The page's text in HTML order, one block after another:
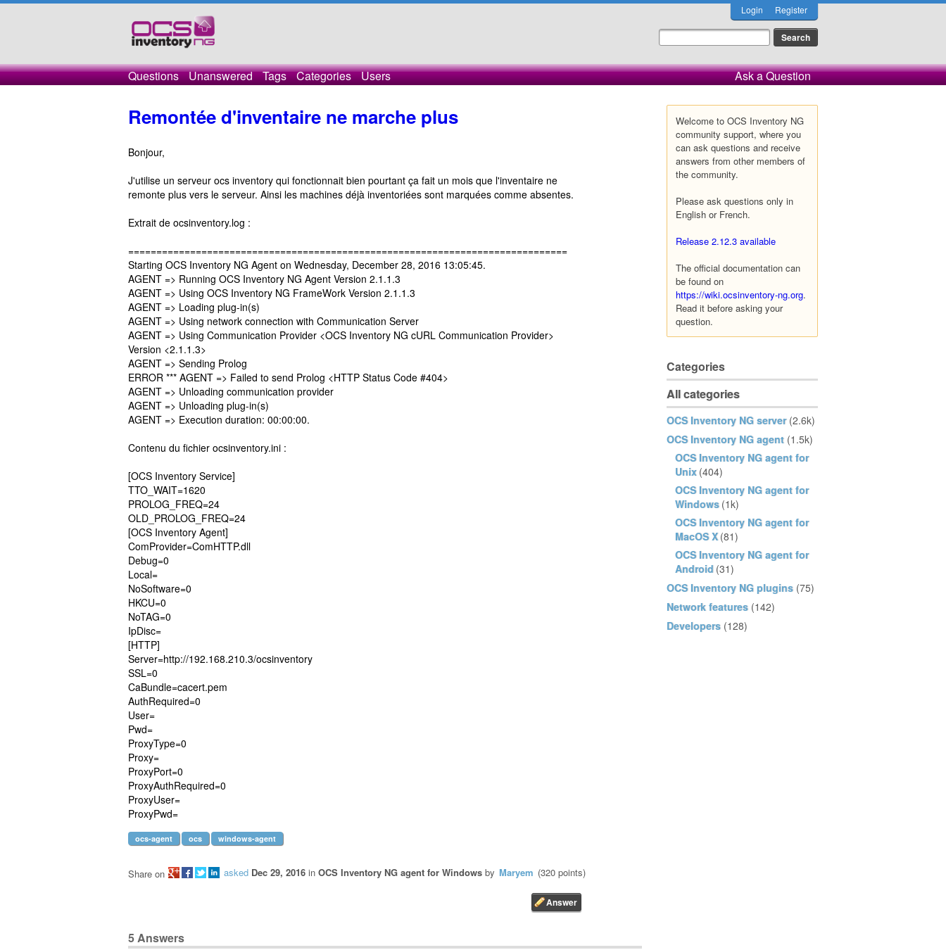
Login Register
Questions Unanswered Tags Categories Users Ask a Question
Welcome to OCS Inventory NG
community support, where you
can ask questions and receive
answers from other members of
the community.
Please ask questions only in
English or French.
Release 2.12.3 available
The official documentation can
be found on
https://wiki.ocsinventory-ng.org.
Read it before asking your
question.
Categories
All categories
OCS Inventory NG server (2.6k)
OCS Inventory NG agent (1.5k)
OCS Inventory NG agent for
Unix (404)
OCS Inventory NG agent for
Windows (1k)
OCS Inventory NG agent for
MacOS X (81)
OCS Inventory NG agent for
Android (31)
OCS Inventory NG plugins (75)
Network features (142)
Developers (128)
Remontée d'inventaire ne marche plus
Bonjour,
J'utilise un serveur ocs inventory qui fonctionnait bien pourtant ça fait un mois que l'inventaire ne
remonte plus vers le serveur. Ainsi les machines déjà inventoriées sont marquées comme absentes.
Extrait de ocsinventory.log :
==============================================================================
Starting OCS Inventory NG Agent on Wednesday, December 28, 2016 13:05:45.
AGENT => Running OCS Inventory NG Agent Version 2.1.1.3
AGENT => Using OCS Inventory NG FrameWork Version 2.1.1.3
AGENT => Loading plug-in(s)
AGENT => Using network connection with Communication Server
AGENT => Using Communication Provider <OCS Inventory NG cURL Communication Provider>
Version <2.1.1.3>
AGENT => Sending Prolog
ERROR *** AGENT => Failed to send Prolog <HTTP Status Code #404>
AGENT => Unloading communication provider
AGENT => Unloading plug-in(s)
AGENT => Execution duration: 00:00:00.
Contenu du fichier ocsinventory.ini :
[OCS Inventory Service]
TTO_WAIT=1620
PROLOG_FREQ=24
OLD_PROLOG_FREQ=24
[OCS Inventory Agent]
ComProvider=ComHTTP.dll
Debug=0
Local=
NoSoftware=0
HKCU=0
NoTAG=0
IpDisc=
[HTTP]
Server=http://192.168.210.3/ocsinventory
SSL=0
CaBundle=cacert.pem
AuthRequired=0
User=
Pwd=
ProxyType=0
Proxy=
ProxyPort=0
ProxyAuthRequired=0
ProxyUser=
ProxyPwd=
ocs-agent ocs windows-agent
asked Dec 29, 2016 in OCS Inventory NG agent for Windows by Maryem (320 points)
Share on
5Answers